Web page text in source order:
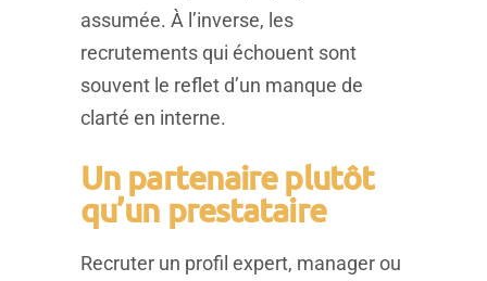
assumée. À l’inverse, les
recrutements qui échouent sont
souvent le reflet d’un manque de
clarté en interne.
Un partenaire plutôt
qu’un prestataire
Recruter un profil expert, manager ou